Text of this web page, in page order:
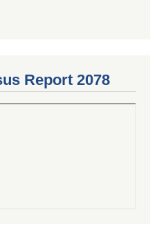
Report 2078